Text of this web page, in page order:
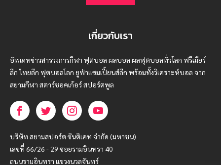
เกี่ยวกับเรา
อัพเดทข่าวสารวงการกีฬา ฟุตบอล ผลบอล ผลฟุตบอลทั่วโลก ฟรีเมียร์
ลีก ไทยลีก ฟุตบอลโลก ยูฟ่าแซมเปี้ยนส์ลีก พร้อมทั้งวิเคราะห์บอล จาก
สยามกีฬา สตาร์ชอคเก้อร์ สปอร์ตพูล
บริษัท สยามสปอร์ต ซินติเคท จำกัด (มหาชน)
เลขที่ 66/26 - 29 ซอยรามอินทรา 40
ถนนรามอินทรา แขวงนวลจันทร์